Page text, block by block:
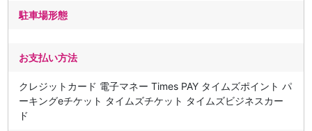
駐車場形態
お支払い方法
クレジットカード 電子マネー Times PAY タイムズポイント パ
ーキングeチケット タイムズチケット タイムズビジネスカー
ド